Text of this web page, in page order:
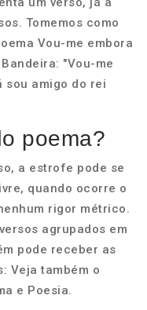
Tomemos como
Vou-me embora
"Vou-me
sou amigo do rei
poema?
a estrofe pode se
quando ocorre o
rigor métrico.
agrupados em
pode receber as
Veja também o
e Poesia.